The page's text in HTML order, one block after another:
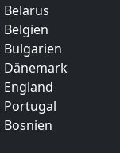
Bulgarien
Dänemark
Portugal